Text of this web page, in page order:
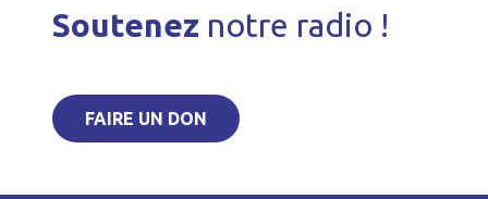
Soutenez notre radio !
FAIRE UN DON